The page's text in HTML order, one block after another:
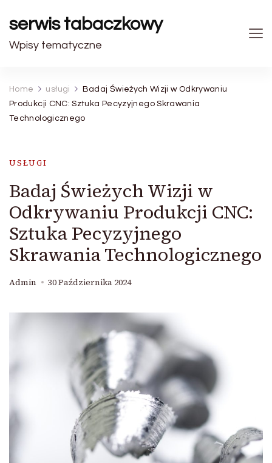
serwis tabaczkowy
Wpisy tematyczne
Home usługi
Badaj Świeżych Wizji w Odkrywaniu
Produkcji CNC: Sztuka Pecyzyjnego Skrawania
Technologicznego
USŁUGI
Badaj Świeżych Wizji w
Odkrywaniu Produkcji CNC:
Sztuka Pecyzyjnego
Skrawania Technologicznego
Admin 30 Października 2024